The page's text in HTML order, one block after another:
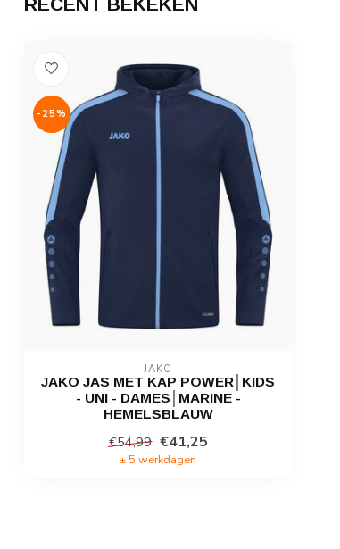
-25%
JAKO
JAKO JAS MET KAP POWER│KIDS
- UNI - DAMES│MARINE -
HEMELSBLAUW
€54,99 €41,25
± 5 werkdagen